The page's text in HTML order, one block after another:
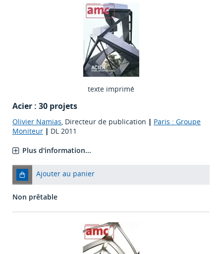
texte imprimé
Acier : 30 projets
Olivier Namias, Directeur de publication | Paris : Groupe
Moniteur | DL 2011
Plus d'information...
Ajouter au panier
Non prêtable